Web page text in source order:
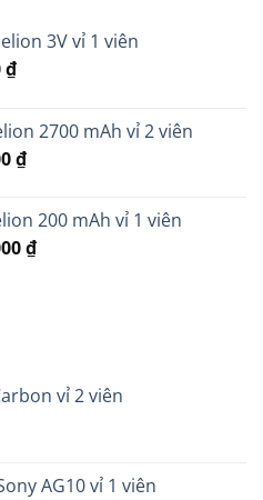
3V vỉ 1 viên
₫Giá
là:
14.000 ₫.
2700 mAh vỉ 2 viên
₫.
₫Giá
là:
95.000 ₫.
200 mAh vỉ 1 viên
₫Giá
vỉ 2 viên
AG10 vỉ 1 viên